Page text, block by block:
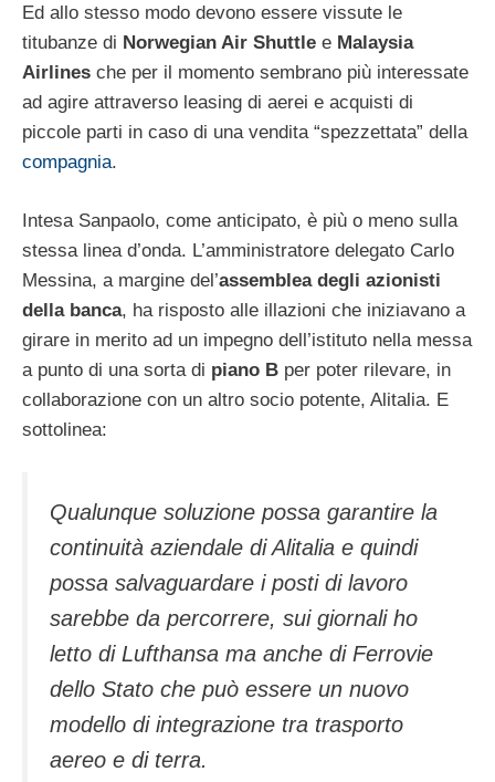
Ed allo stesso modo devono essere vissute le
titubanze di Norwegian Air Shuttle e Malaysia
Airlines che per il momento sembrano più interessate
ad agire attraverso leasing di aerei e acquisti di
piccole parti in caso di una vendita “spezzettata” della
compagnia.
Intesa Sanpaolo, come anticipato, è più o meno sulla
stessa linea d’onda. L’amministratore delegato Carlo
Messina, a margine del’assemblea degli azionisti
della banca, ha risposto alle illazioni che iniziavano a
girare in merito ad un impegno dell’istituto nella messa
a punto di una sorta di piano B per poter rilevare, in
collaborazione con un altro socio potente, Alitalia. E
sottolinea:
Qualunque soluzione possa garantire la
continuità aziendale di Alitalia e quindi
possa salvaguardare i posti di lavoro
sarebbe da percorrere, sui giornali ho
letto di Lufthansa ma anche di Ferrovie
dello Stato che può essere un nuovo
modello di integrazione tra trasporto
aereo e di terra.